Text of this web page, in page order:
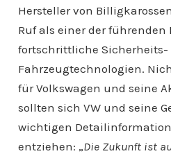
Hersteller von
Ruf als einer der führenden
fortschrittliche Sicherheits-
Fahrzeugtechnologien.
für Volkswagen und seine
sollten sich VW und seine
wichtigen
entziehen: „Die Zukunft ist